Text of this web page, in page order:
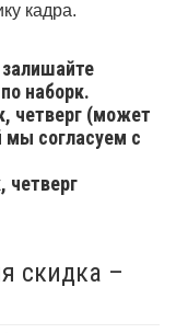
кадра.
наборк.
четверг (может
согласуем с
четверг
скидка –